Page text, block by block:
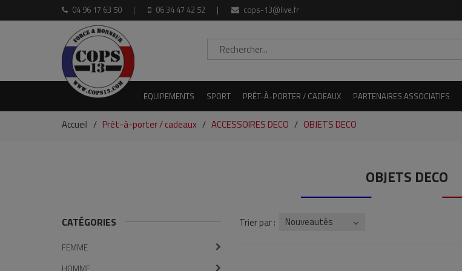
04 96 17 63 50 06 34 47 42 52 cops-13@live.fr
EQUIPEMENTS SPORT PRÊT-À-PORTER / CADEAUX PARTENAIRES ASSOCIATIFS
Accueil Prêt-à-porter / cadeaux ACCESSOIRES DECO OBJETS DECO
OBJETS DECO
CATÉGORIES
FEMME
HOMME
Trier par : Nouveautés